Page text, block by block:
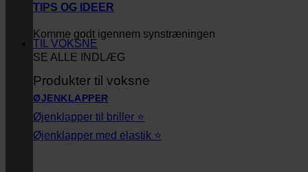
TIPS OG IDEER
Komme godt igennem synstræningen
SE ALLE INDLÆG
TIL VOKSNE
Produkter til voksne
ØJENKLAPPER
Øjenklapper til briller ⭐
Øjenklapper med elastik ⭐